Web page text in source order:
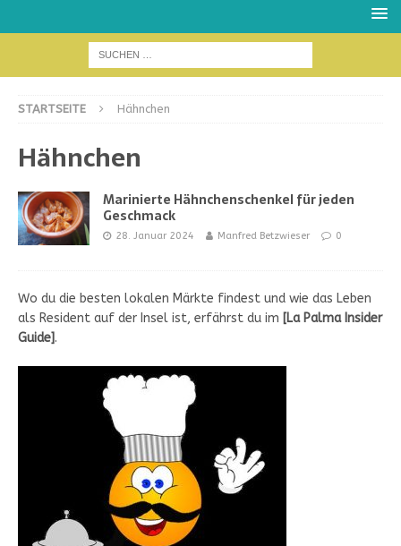
STARTSEITE Hähnchen
Hähnchen
Marinierte Hähnchenschenkel für jeden
Geschmack
28. Januar 2024 Manfred Betzwieser 0
Wo du die besten lokalen Märkte findest und wie das Leben
als Resident auf der Insel ist, erfährst du im [La Palma Insider
Guide].